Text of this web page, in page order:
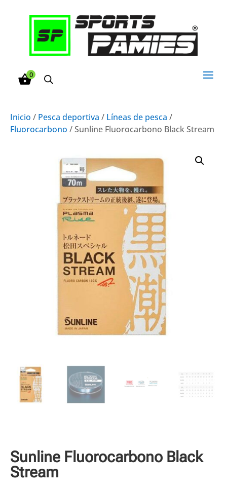
0
Inicio / Pesca deportiva / Líneas de pesca /
Fluorocarbono / Sunline Fluorocarbono Black Stream
Sunline Fluorocarbono Black
Stream